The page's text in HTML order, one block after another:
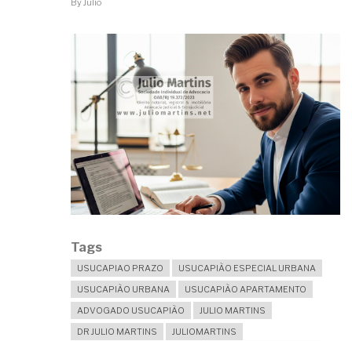
Tags
USUCAPIAO PRAZO
USUCAPIÃO ESPECIAL URBANA
USUCAPIÃO URBANA
USUCAPIÃO APARTAMENTO
ADVOGADO USUCAPIÃO
JULIO MARTINS
DR JULIO MARTINS
JULIOMARTINS